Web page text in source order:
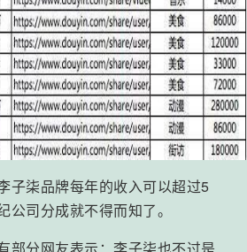
子柒品牌每年的收入可以超过5
司分成就不得而知了。
部分网友表示：李子柒也不过是